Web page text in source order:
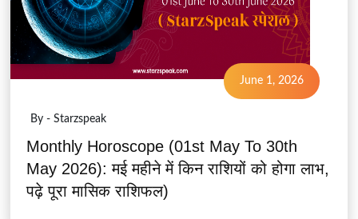
June 1, 2026
By - Starzspeak
Monthly Horoscope (01st May To 30th
May 2026): मई महीने में किन राशियों को होगा लाभ,
पढ़े पूरा मासिक राशिफल)